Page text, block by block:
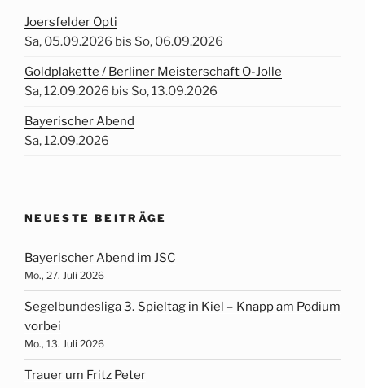
Joersfelder Opti
Sa, 05.09.2026 bis So, 06.09.2026
Goldplakette / Berliner Meisterschaft O-Jolle
Sa, 12.09.2026 bis So, 13.09.2026
Bayerischer Abend
Sa, 12.09.2026
NEUESTE BEITRÄGE
Bayerischer Abend im JSC
Mo., 27. Juli 2026
Segelbundesliga 3. Spieltag in Kiel – Knapp am Podium
vorbei
Mo., 13. Juli 2026
Trauer um Fritz Peter